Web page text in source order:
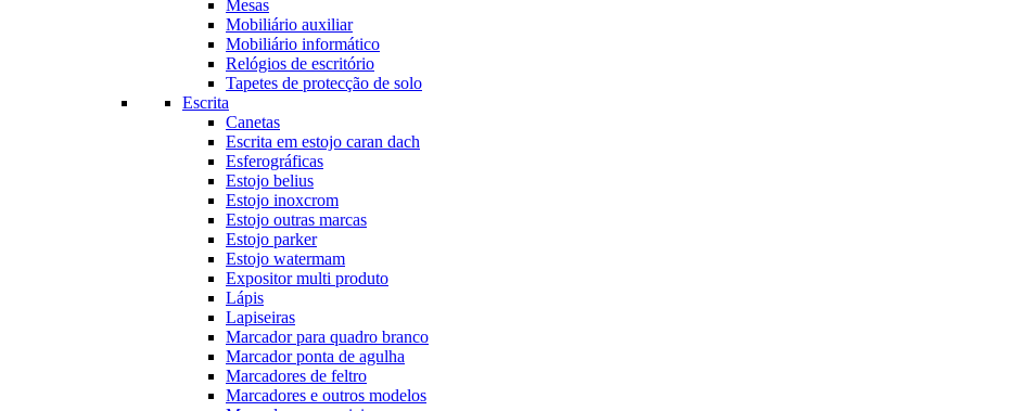
Mesas
Mobiliário auxiliar
Mobiliário informático
Relógios de escritório
Tapetes de protecção de solo
Escrita
Canetas
Escrita em estojo caran dach
Esferográficas
Estojo belius
Estojo inoxcrom
Estojo outras marcas
Estojo parker
Estojo watermam
Expositor multi produto
Lápis
Lapiseiras
Marcador para quadro branco
Marcador ponta de agulha
Marcadores de feltro
Marcadores e outros modelos